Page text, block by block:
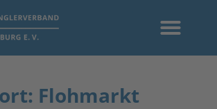
Flohmarkt